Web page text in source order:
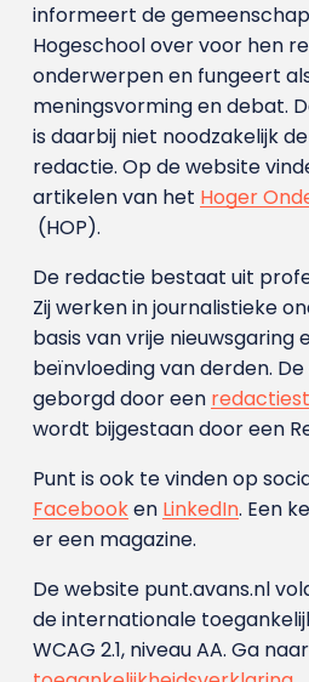
informeert de
Hogeschool over voor hen
onderwerpen en fungeert
meningsvorming en debat.
is daarbij niet noodzakelijk
redactie. Op de website
artikelen van het Hoger
(HOP).
De redactie bestaat uit
Zij werken in journalistieke
basis van vrije nieuwsgaring
beïnvloeding van derden.
geborgd door een
wordt bijgestaan door een
Punt is ook te vinden op
Facebooken LinkedIn. Een
er een magazine.
De website punt.avans.nl
de internationale
WCAG 2.1, niveau AA. Ga